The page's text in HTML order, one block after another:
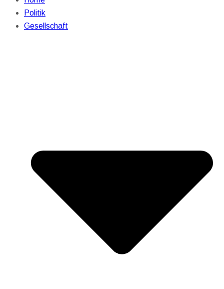
Politik
Gesellschaft